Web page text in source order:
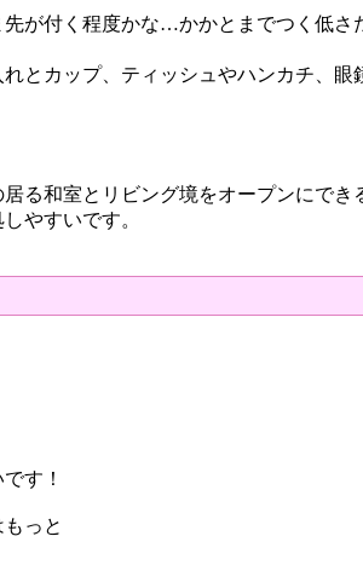
が付く程度かな…かかとまでつく低
とカップ、ティッシュやハンカチ、
る和室とリビング境をオープンにで
やすいです。
す！
っと